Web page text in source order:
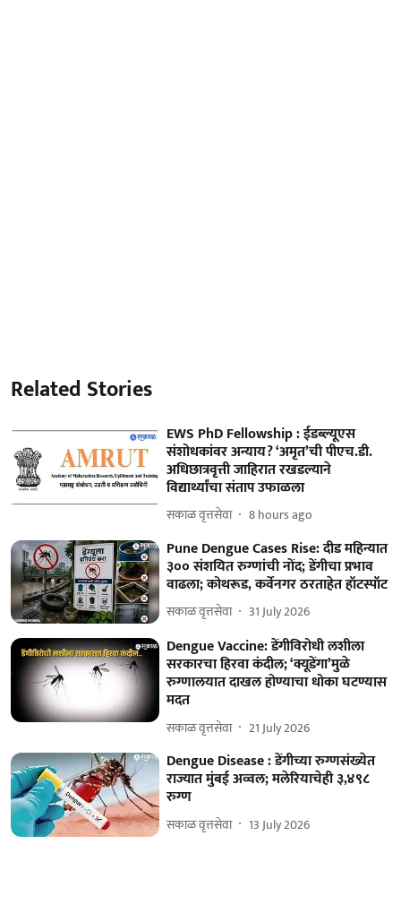
Related Stories
EWS PhD Fellowship : ईडब्ल्यूएस
संशोधकांवर अन्याय? ‘अमृत’ची पीएच.डी.
अधिछात्रवृत्ती जाहिरात रखडल्याने
विद्यार्थ्यांचा संताप उफाळला
सकाळ वृत्तसेवा 8 hours ago
Pune Dengue Cases Rise: दीड महिन्यात
३०० संशयित रुग्णांची नोंद; डेंगीचा प्रभाव
वाढला; कोथरूड, कर्वेनगर ठरताहेत हॉटस्पॉट
सकाळ वृत्तसेवा 31 July 2026
Dengue Vaccine: डेंगीविरोधी लशीला
सरकारचा हिरवा कंदील; ‘क्यूडेंगा’मुळे
रुग्णालयात दाखल होण्याचा धोका घटण्यास
मदत
सकाळ वृत्तसेवा 21 July 2026
Dengue Disease : डेंगीच्या रुग्‍णसंख्येत
राज्यात मुंबई अव्वल; मलेरियाचेही ३,४९८
रुग्ण
सकाळ वृत्तसेवा 13 July 2026